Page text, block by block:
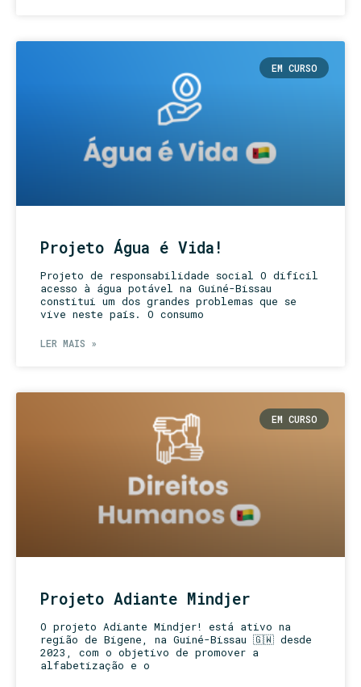
EM CURSO
Projeto Água é Vida!
Projeto de responsabilidade social O difícil
acesso à água potável na Guiné-Bissau
constitui um dos grandes problemas que se
vive neste país. O consumo
LER MAIS »
EM CURSO
Projeto Adiante Mindjer
O projeto Adiante Mindjer! está ativo na
região de Bigene, na Guiné-Bissau 🇬🇼 desde
2023, com o objetivo de promover a
alfabetização e o